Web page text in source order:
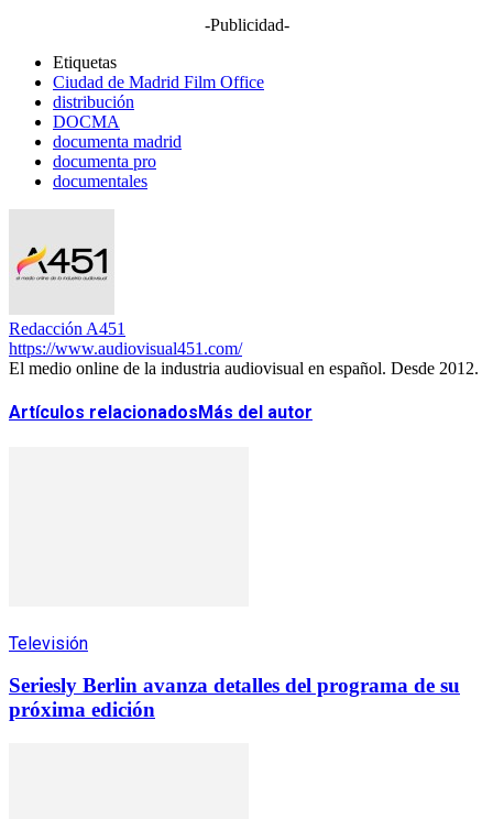
-Publicidad-
Etiquetas
Ciudad de Madrid Film Office
distribución
DOCMA
documenta madrid
documenta pro
documentales
Redacción A451
https://www.audiovisual451.com/
El medio online de la industria audiovisual en español. Desde 2012.
Artículos relacionados Más del autor
Televisión
Seriesly Berlin avanza detalles del programa de su
próxima edición